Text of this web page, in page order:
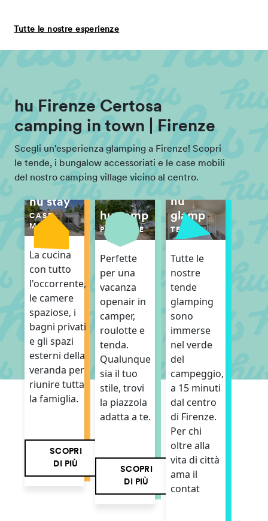
Tutte le nostre esperienze
hu Firenze Certosa
camping in town | Firenze
Scegli un'esperienza glamping a Firenze! Scopri
le tende, i bungalow accessoriati e le case mobili
del nostro camping village vicino al centro.
hu stay
CASE
MOBILI
La cucina
con tutto
l'occorrente,
le camere
spaziose, i
bagni privati
e gli spazi
esterni della
veranda per
riunire tutta
la famiglia.
SCOPRI
DI PIÙ
hu camp
PIAZZOLE
Perfette
per una
vacanza
openair in
camper,
roulotte e
tenda.
Qualunque
sia il tuo
stile, trovi
la piazzola
adatta a te.
SCOPRI
DI PIÙ
hu
glamp
TENDE
Tutte le
nostre
tende
glamping
sono
immerse
nel verde
del
campeggio,
a 15 minuti
dal centro
di Firenze.
Per chi
oltre alla
vita di città
ama il
contat